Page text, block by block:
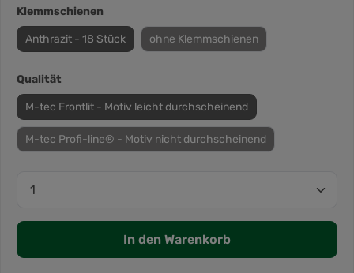
Klemmschienen
Anthrazit - 18 Stück ohne Klemmschienen
Qualität
M-tec Frontlit - Motiv leicht durchscheinend
M-tec Profi-line® - Motiv nicht durchscheinend
In den Warenkorb